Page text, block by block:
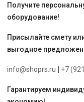
Получите
оборудование!
Присылайте смету
выгодное
info@shoprs.ru +7
Гарантируем